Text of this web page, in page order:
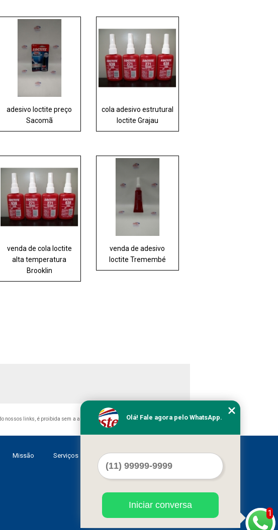
adesivo loctite preço
Sacomã
cola adesivo estrutural
loctite Grajau
venda de cola loctite
alta temperatura
Brooklin
venda de adesivo
loctite Tremembé
nossos links, é proibida sem a autorização do autor. Crime de violação de direito
Missão Serviços Contato Mapa do site
1
Olá! Fale agora pelo WhatsApp.
Iniciar conversa